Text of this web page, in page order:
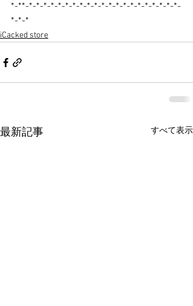
*-**-*-*-*-*-*-*-*-*-*-*-*-*-*-*-*-*-*-*-*-*-*-
*-*-*
iCacked store
最新記事 すべて表示